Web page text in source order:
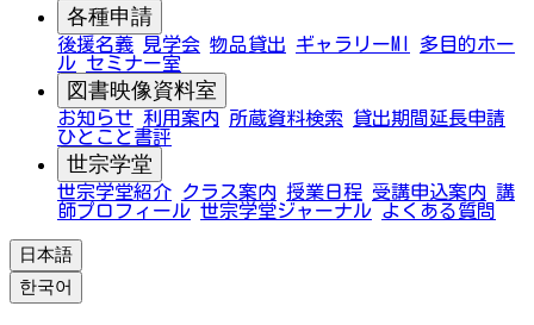
各種申請
後援名義 見学会 物品貸出 ギャラリーMI
多目的ホー
ル セミナー室
図書映像資料室
お知らせ 利用案内 所蔵資料検索
貸出期間延長申請
ひとこと書評
世宗学堂
世宗学堂紹介 クラス案内 授業日程 受講申込案内 講
師プロフィール 世宗学堂ジャーナル よくある質問
日本語
한국어